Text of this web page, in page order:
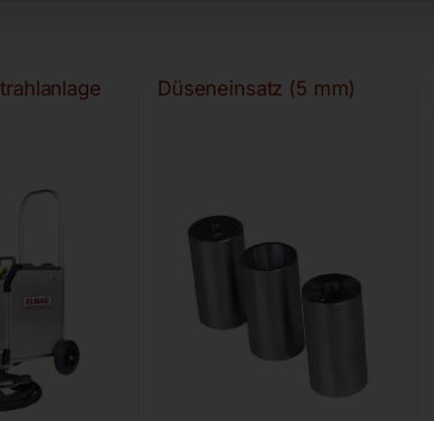
Düseneinsatz (5 mm)